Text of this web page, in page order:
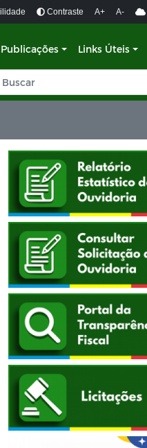
Contraste A+ A-
Publicações Links Úteis